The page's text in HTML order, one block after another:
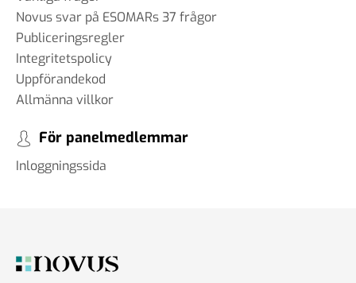
Novus svar på ESOMARs 37 frågor
Publiceringsregler
Integritetspolicy
Uppförandekod
Allmänna villkor
För panelmedlemmar
Inloggningssida